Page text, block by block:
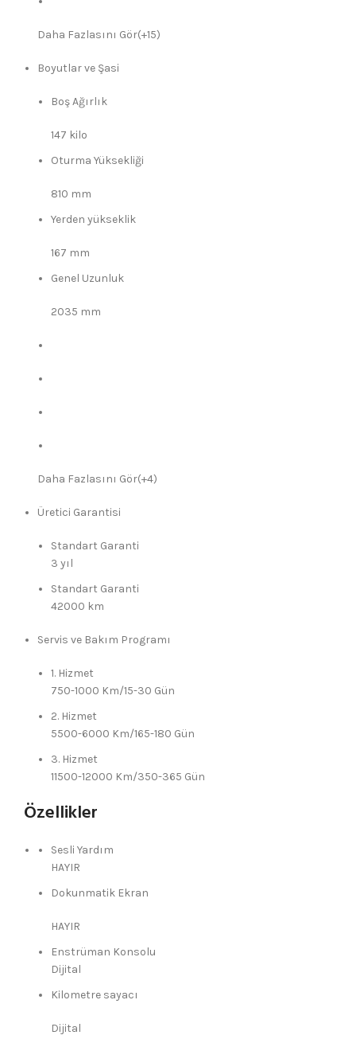
Daha Fazlasını Gör(+15)
Boyutlar ve Şasi
Boş Ağırlık
147 kilo
Oturma Yüksekliği
810 mm
Yerden yükseklik
167 mm
Genel Uzunluk
2035 mm
Daha Fazlasını Gör(+4)
Üretici Garantisi
Standart Garanti
3 yıl
Standart Garanti
42000 km
Servis ve Bakım Programı
1. Hizmet
750-1000 Km/15-30 Gün
2. Hizmet
5500-6000 Km/165-180 Gün
3. Hizmet
11500-12000 Km/350-365 Gün
Özellikler
Sesli Yardım
HAYIR
Dokunmatik Ekran
HAYIR
Enstrüman Konsolu
Dijital
Kilometre sayacı
Dijital